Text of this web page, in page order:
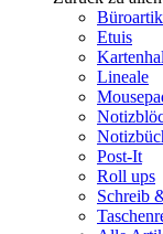
Etuis
Lineale
Post-It
Roll ups
Schreib